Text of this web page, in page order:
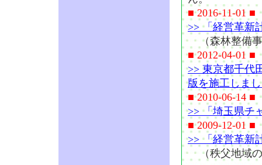
■ 2016-11-01 ■
>> 「経営革新
（森林整備
■ 2012-04-01 ■
>> 東京都千代
版を施工しま
■ 2010-06-14 ■
>> 「埼玉県チ
■ 2009-12-01 ■
>> 「経営革新
（秩父地域の